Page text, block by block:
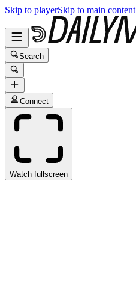
Skip to playerSkip to main content
Search
Connect
Watch fullscreen